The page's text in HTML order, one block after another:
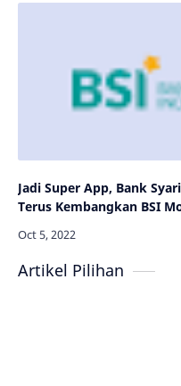
Jadi Super App, Bank
Terus Kembangkan BSI
Artikel Pilihan